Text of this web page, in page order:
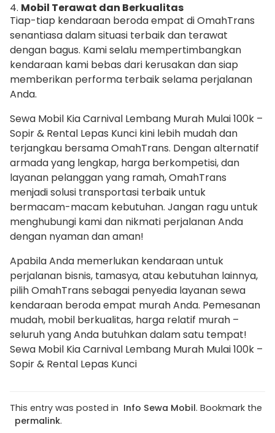
4. Mobil Terawat dan Berkualitas
Tiap-tiap kendaraan beroda empat di OmahTrans
senantiasa dalam situasi terbaik dan terawat
dengan bagus. Kami selalu mempertimbangkan
kendaraan kami bebas dari kerusakan dan siap
memberikan performa terbaik selama perjalanan
Anda.
Sewa Mobil Kia Carnival Lembang Murah Mulai 100k –
Sopir & Rental Lepas Kunci kini lebih mudah dan
terjangkau bersama OmahTrans. Dengan alternatif
armada yang lengkap, harga berkompetisi, dan
layanan pelanggan yang ramah, OmahTrans
menjadi solusi transportasi terbaik untuk
bermacam-macam kebutuhan. Jangan ragu untuk
menghubungi kami dan nikmati perjalanan Anda
dengan nyaman dan aman!
Apabila Anda memerlukan kendaraan untuk
perjalanan bisnis, tamasya, atau kebutuhan lainnya,
pilih OmahTrans sebagai penyedia layanan sewa
kendaraan beroda empat murah Anda. Pemesanan
mudah, mobil berkualitas, harga relatif murah –
seluruh yang Anda butuhkan dalam satu tempat!
Sewa Mobil Kia Carnival Lembang Murah Mulai 100k –
Sopir & Rental Lepas Kunci
This entry was posted in Info Sewa Mobil. Bookmark the
permalink.